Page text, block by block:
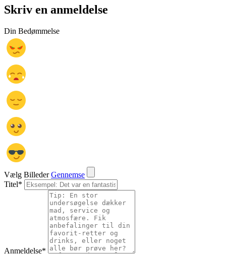
Skriv en anmeldelse
Din Bedømmelse
Vælg Billeder Gennemse
Titel*
Anmeldelse*